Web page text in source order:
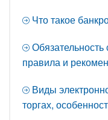
Что такое
Обязательность
правила и
Виды
торгах,